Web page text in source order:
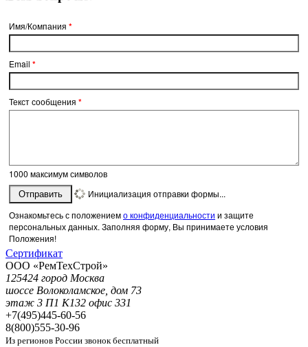
Имя/Компания *
Email *
Текст сообщения *
1000 максимум символов
Отправить
Инициализация отправки формы...
Ознакомьтесь с положениемо конфиденциальности и защите
персональных данных. Заполняя форму, Вы принимаете условия
Положения!
Сертификат
ООО «РемТехСтрой»
125424 город Москва
шоссе Волоколамское, дом 73
этаж 3 П1 К132 офис 331
+7(495)445-60-56
8(800)555-30-96
Из регионов России звонок бесплатный